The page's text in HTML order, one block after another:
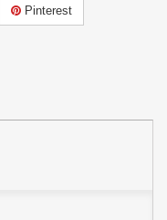
Pinterest